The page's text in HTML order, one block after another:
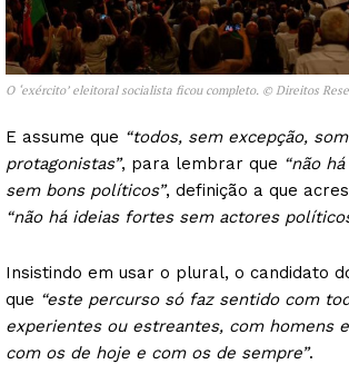
O ‘exército’ eleitoral socialista ficou completo. © Direitos
E assume que “todos, sem excepção,
protagonistas”, para lembrar que “não
sem bons políticos”, definição a que
“não há ideias fortes sem actores
Insistindo em usar o plural, o candidato
que “este percurso só faz sentido com
experientes ou estreantes, com homens
com os de hoje e com os de sempre”.